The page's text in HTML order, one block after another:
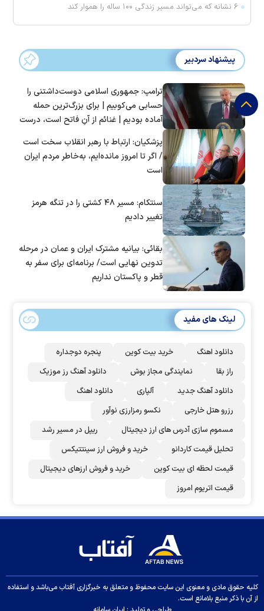
۶ نشانه که می‌تواند مسیر زندگی ۱۰۰ ساله را هموار کند
پیشنهاد سردبیر
ترامپ: جمهوری اسلامی دوست‌داشتنی را
حسابی می‌کوبیم | برای بزرگ‌ترین حمله
آماده بودیم | غنائم از آنِ فاتح است، درست
پزشکیان: ارتباط با رهبر انقلاب سخت است
/ اگر تا امروز مانده‌ایم، به‌خاطر مردم ایران
است
سنتکام: مسیر ۴۸ کشتی را در تنگه هرمز
تغییر دادیم
بقائی: بیانیه مشترک ایران و عمان در مرحله
تدوین نهایی است/ برنامه‌ای برای سفر به
قطر و پاکستان نداریم
لینک های مفید
دانلود اهنگ خرید بیت کوین
پنجره دوجداره
راز بقا
نمایندگی مجاز بوش
دانلود آهنگ رز‌ موزیک
دانلود آهنگ جدید
آلپاری
دانلود اهنگ
رزرو هتل خارجی
نکسو رمزارزی نوآور
مسموم سازی آدرس های ارز دیجیتال
ریپل در مسیر رشد
تحلیل قیمت کاردانو
خرید و فروش ارز سینتتیکس
قیمت لحظه ای بیت کوین
خرید و فروش ارزهای دیجیتال
قیمت اتریوم امروز
کلیه حقوق مادی و معنوی این سایت محفوظ و متعلق به خبرگزاری آفتاب می‌باشد و استفاده
از آن با ذکر منبع بلامانع است.